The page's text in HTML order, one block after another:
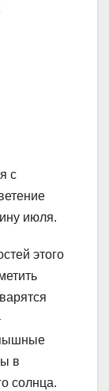
с
июля.
этого
в
солнца.